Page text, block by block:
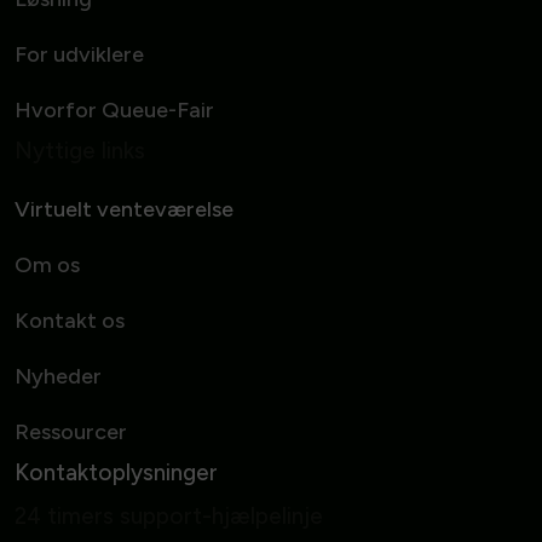
For udviklere
Hvorfor Queue-Fair
Virtuelt venteværelse
Om os
Kontakt os
Nyheder
Ressourcer
Kontaktoplysninger